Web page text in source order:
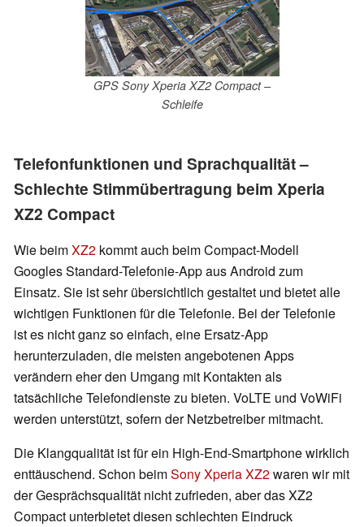
GPS Sony Xperia XZ2 Compact –
Schleife
Telefonfunktionen und Sprachqualität –
Schlechte Stimmübertragung beim Xperia
XZ2 Compact
Wie beimXZ2 kommt auch beim Compact-Modell
Googles Standard-Telefonie-App aus Android zum
Einsatz. Sie ist sehr übersichtlich gestaltet und bietet alle
wichtigen Funktionen für die Telefonie. Bei der Telefonie
ist es nicht ganz so einfach, eine Ersatz-App
herunterzuladen, die meisten angebotenen Apps
verändern eher den Umgang mit Kontakten als
tatsächliche Telefondienste zu bieten. VoLTE und VoWiFi
werden unterstützt, sofern der Netzbetreiber mitmacht.
Die Klangqualität ist für ein High-End-Smartphone wirklich
enttäuschend. Schon beimSony Xperia XZ2waren wir mit
der Gesprächsqualität nicht zufrieden, aber das XZ2
Compact unterbietet diesen schlechten Eindruck